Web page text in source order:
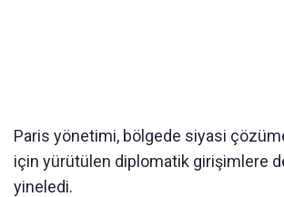
Paris yönetimi, bölgede siyasi
için yürütülen diplomatik girişimlere
yineledi.